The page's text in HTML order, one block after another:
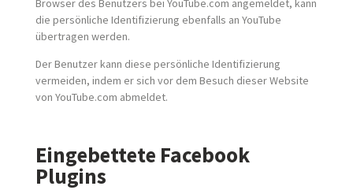
Browser des Benutzers bei YouTube.com angemeldet, kann
die persönliche Identifizierung ebenfalls an YouTube
übertragen werden.
Der Benutzer kann diese persönliche Identifizierung
vermeiden, indem er sich vor dem Besuch dieser Website
von YouTube.com abmeldet.
Eingebettete Facebook
Plugins